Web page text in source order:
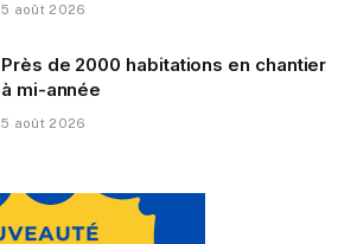
5 août 2026
Près de 2000 habitations en chantier
à mi-année
5 août 2026